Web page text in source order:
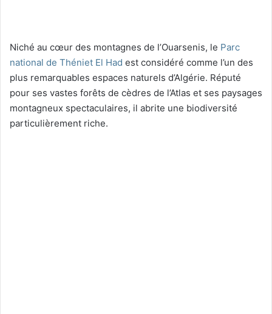
Niché au cœur des montagnes de l’Ouarsenis, le Parc
national de Théniet El Had est considéré comme l’un des
plus remarquables espaces naturels d’Algérie. Réputé
pour ses vastes forêts de cèdres de l’Atlas et ses paysages
montagneux spectaculaires, il abrite une biodiversité
particulièrement riche.